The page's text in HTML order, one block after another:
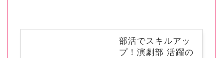
部活でスキルアッ
プ！演劇部 活躍の